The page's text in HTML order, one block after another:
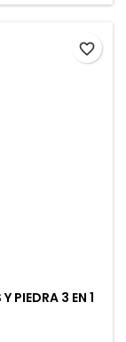
PIEDRA 3 EN 1
favorite_border